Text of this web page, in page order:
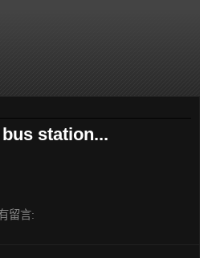
station...
留言: